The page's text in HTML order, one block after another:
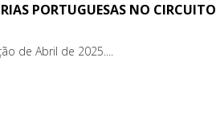
PORTUGUESAS NO CIRCUITO
de Abril de 2025....